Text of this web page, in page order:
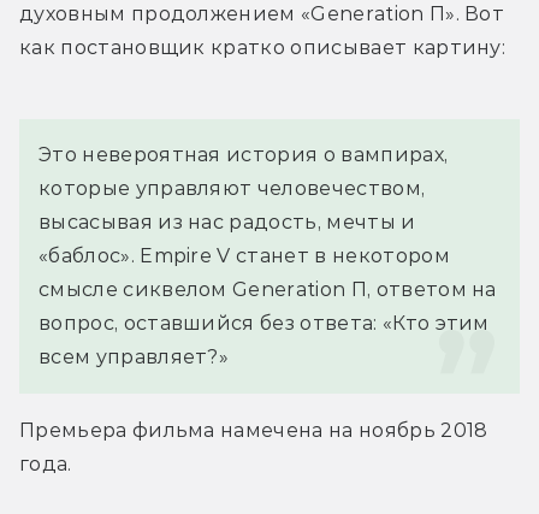
духовным продолжением «Generation П». Вот
как постановщик кратко описывает картину:
Это невероятная история о вампирах,
которые управляют человечеством,
высасывая из нас радость, мечты и
«баблос». Empire V станет в некотором
смысле сиквелом Generation П, ответом на
вопрос, оставшийся без ответа: «Кто этим
всем управляет?»
Премьера фильма намечена на ноябрь 2018
года.